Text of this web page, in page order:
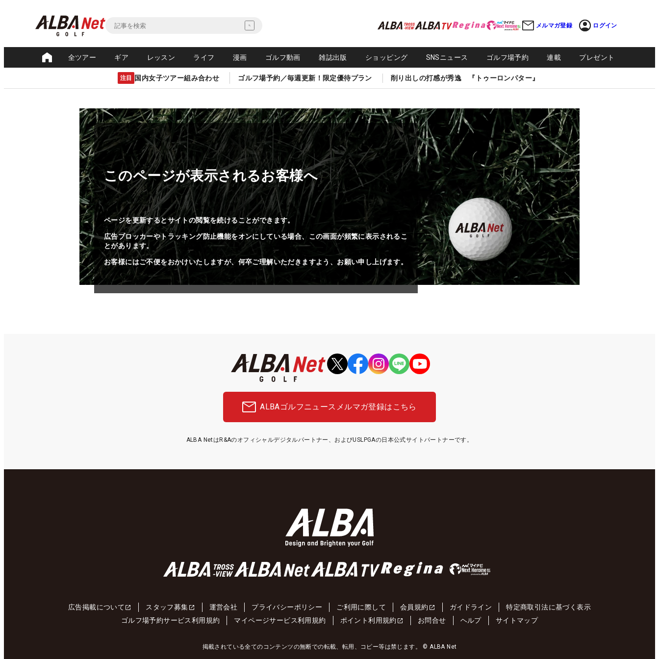
メルマガ登録 ログイン
全ツアー ギア レッスン ライフ 漫画 ゴルフ動画 雑誌出版 ショッピング SNSニュース ゴルフ場予約 連載 プレゼント
注目 国内女子ツアー組み合わせ ゴルフ場予約／毎週更新！限定優待プラン 削り出しの打感が秀逸 『トゥーロンパター』
このページが表示されるお客様へ
ページを更新するとサイトの閲覧を続けることができます。
広告ブロッカーやトラッキング防止機能をオンにしている場合、この画面が頻繁に表示されるこ
とがあります。
お客様にはご不便をおかけいたしますが、何卒ご理解いただきますよう、お願い申し上げます。
ALBAゴルフニュース メルマガ登録はこちら
ALBA NetはR&Aのオフィシャルデジタルパートナー、およびUSLPGAの日本公式サイトパートナーです。
広告掲載について スタッフ募集 運営会社 プライバシーポリシー ご利用に際して 会員規約 ガイドライン
特定商取引法に基づく表示
ゴルフ場予約サービス利用規約
マイページサービス利用規約 ポイント利用規約 お問合せ ヘルプ サイトマップ
掲載されている全てのコンテンツの無断での転載、転用、コピー等は禁じます。 © ALBA Net